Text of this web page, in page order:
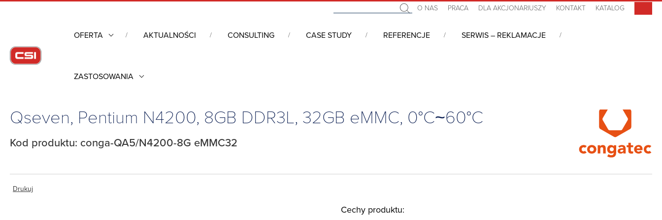
O NAS PRACA DLA AKCJONARIUSZY KONTAKT KATALOG
OFERTA AKTUALNOŚCI CONSULTING CASE STUDY REFERENCJE SERWIS – REKLAMACJE
ZASTOSOWANIA
Komputery przemysłowe
Qseven, Pentium N4200, 8GB DDR3L, 32GB eMMC, 0°C~60°C
Kod produktu: conga-QA5/N4200-8G eMMC32
Drukuj
Cechy produktu: